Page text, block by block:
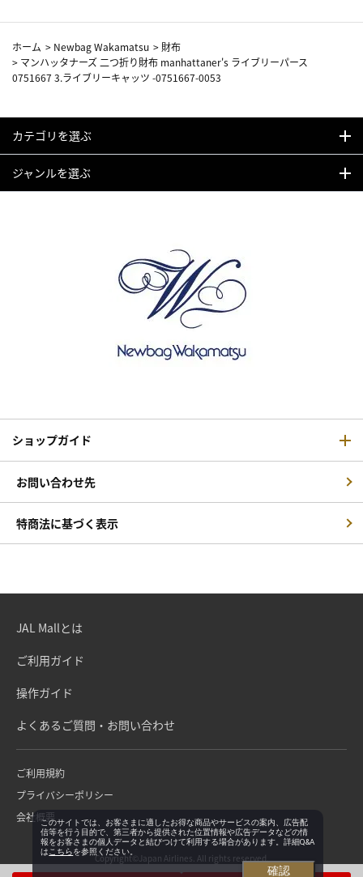
ホーム > Newbag Wakamatsu > 財布
> マンハッタナーズ 二つ折り財布 manhattaner's ライブリーパース
0751667 3.ライブリーキャッツ -0751667-0053
カテゴリを選ぶ
ジャンルを選ぶ
ショップガイド
お問い合わせ先
特商法に基づく表示
JAL Mallとは
ご利用ガイド
操作ガイド
よくあるご質問・お問い合わせ
ご利用規約
プライバシーポリシー
会社概要
Copyright©Japan Airlines. All rights reserved.
このサイトでは、お客さまに適したお得な商品やサービスの案内、広告配
信等を行う目的で、第三者から提供された位置情報や広告データなどの情
報をお客さまの個人データと結びつけて利用する場合があります。詳細Q&A
は こちらを参照ください。
確認